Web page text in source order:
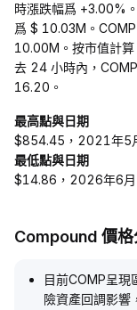
時漲跌幅爲 +3.00%
爲 $ 10.03M。
10.00M。按市值計
去 24 小時內，
16.20。
最高點與日期
$854.45，2021年5
最低點與日期
$14.86，2026年6
Compound 價格
目前COMP呈現
險資產回調影響